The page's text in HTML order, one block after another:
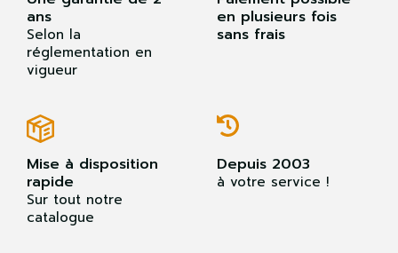
ans
Selon la
réglementation en
vigueur
en plusieurs fois
sans frais
Mise à disposition
rapide
Sur tout notre
catalogue
Depuis 2003
à votre service !